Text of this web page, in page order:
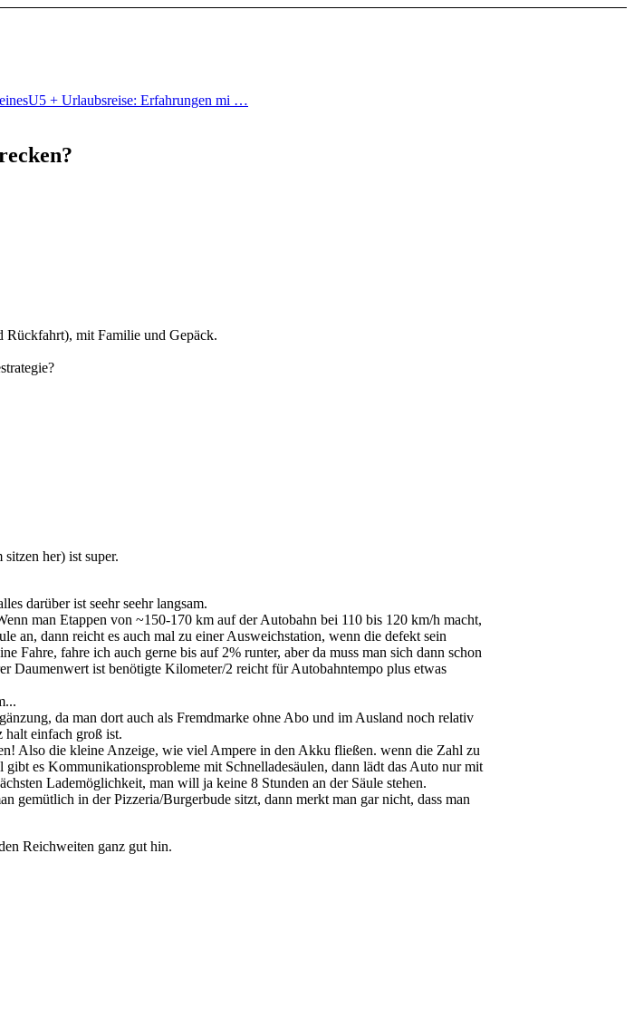
U5 + Urlaubsreise: Erfahrungen mi …
Rückfahrt), mit Familie und Gepäck.
her) ist super.
darüber ist seehr seehr langsam.
man Etappen von ~150-170 km auf der Autobahn bei 110 bis 120 km/h macht,
an, dann reicht es auch mal zu einer Ausweichstation, wenn die defekt sein
fahre ich auch gerne bis auf 2% runter, aber da muss man sich dann schon
Daumenwert ist benötigte Kilometer/2 reicht für Autobahntempo plus etwas
da man dort auch als Fremdmarke ohne Abo und im Ausland noch relativ
halt einfach groß ist.
Also die kleine Anzeige, wie viel Ampere in den Akku fließen. wenn die Zahl zu
es Kommunikationsprobleme mit Schnelladesäulen, dann lädt das Auto nur mit
Lademöglichkeit, man will ja keine 8 Stunden an der Säule stehen.
gemütlich in der Pizzeria/Burgerbude sitzt, dann merkt man gar nicht, dass man
Reichweiten ganz gut hin.